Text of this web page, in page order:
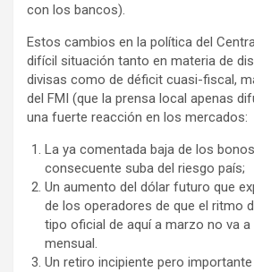
con los bancos).
Estos cambios en la política del
difícil situación tanto en materia de
divisas como de déficit cuasi-fiscal,
del FMI (que la prensa local apenas
una fuerte reacción en los mercados:
La ya comentada baja de los
consecuente suba del riesgo país;
Un aumento del dólar futuro que
de los operadores de que el ritmo
tipo oficial de aquí a marzo no va a
mensual.
Un retiro incipiente pero